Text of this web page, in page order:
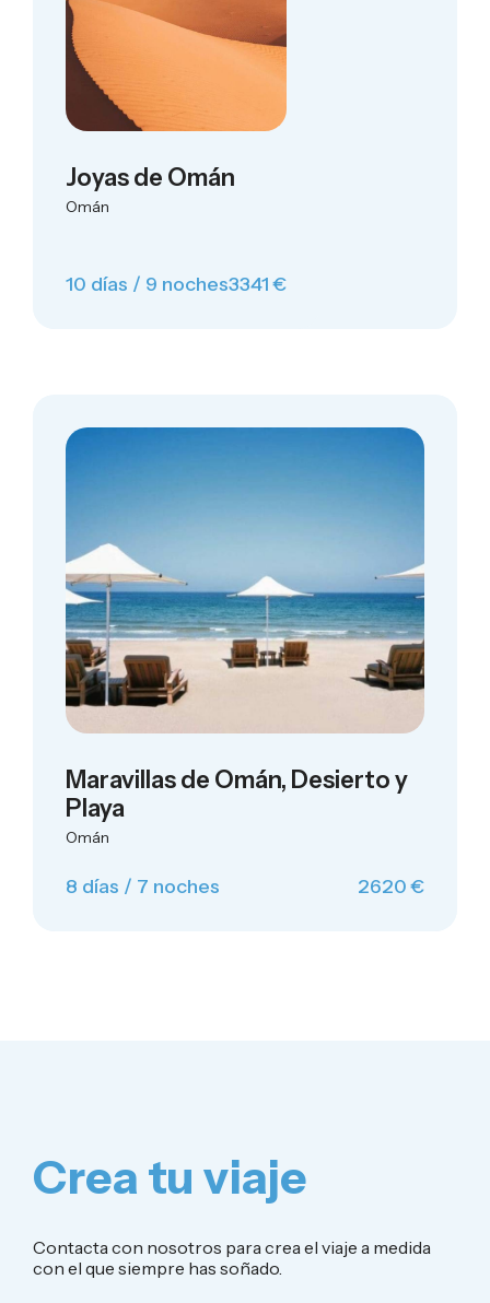
Joyas de Omán
Omán
10 días / 9 noches3341 €
Maravillas de Omán, Desierto y
Playa
Omán
8 días / 7 noches 2620 €
Crea tu viaje
Contacta con nosotros para crea el viaje a medida
con el que siempre has soñado.